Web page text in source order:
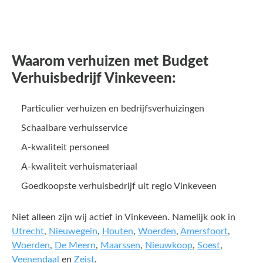
Waarom verhuizen met Budget
Verhuisbedrijf Vinkeveen:
Particulier verhuizen en bedrijfsverhuizingen
Schaalbare verhuisservice
A-kwaliteit personeel
A-kwaliteit verhuismateriaal
Goedkoopste verhuisbedrijf uit regio Vinkeveen
Niet alleen zijn wij actief in Vinkeveen. Namelijk ook in
Utrecht, Nieuwegein, Houten, Woerden, Amersfoort,
Woerden, De Meern, Maarssen, Nieuwkoop, Soest,
Veenendaal en Zeist.